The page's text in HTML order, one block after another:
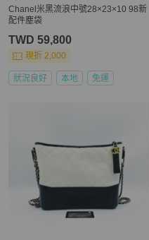
Chanel米黑流浪中號28×23×10 98新
配件塵袋
TWD 59,800
現折 2,000
狀況良好 本地 免運